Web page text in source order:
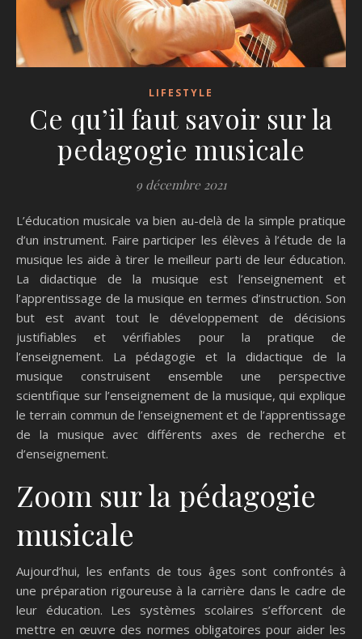
LIFESTYLE
Ce qu’il faut savoir sur la
pedagogie musicale
9 décembre 2021
L’éducation musicale va bien au-delà de la simple pratique
d’un instrument. Faire participer les élèves à l’étude de la
musique les aide à tirer le meilleur parti de leur éducation.
La didactique de la musique est l’enseignement et
l’apprentissage de la musique en termes d’instruction. Son
but est avant tout le développement de décisions
justifiables et vérifiables pour la pratique de
l’enseignement. La pédagogie et la didactique de la
musique construisent ensemble une perspective
scientifique sur l’enseignement de la musique, qui explique
le terrain commun de l’enseignement et de l’apprentissage
de la musique avec différents axes de recherche et
d’enseignement.
Zoom sur la pédagogie
musicale
Aujourd’hui, les enfants de tous âges sont confrontés à
une préparation rigoureuse à la carrière dans le cadre de
leur éducation. Les systèmes scolaires s’efforcent de
mettre en œuvre des normes obligatoires pour aider les